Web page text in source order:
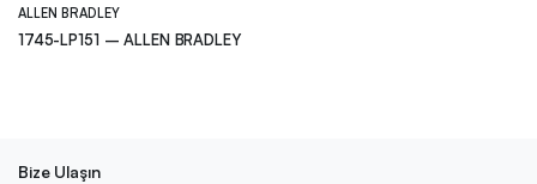
ALLEN BRADLEY
1745-LP151 – ALLEN BRADLEY
Bize Ulaşın